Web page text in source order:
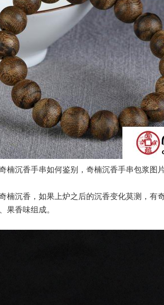
楠沉香手串如何鉴别，奇楠沉香手串包浆图
楠沉香，如果上炉之后的沉香变化莫测，有
果香味组成。